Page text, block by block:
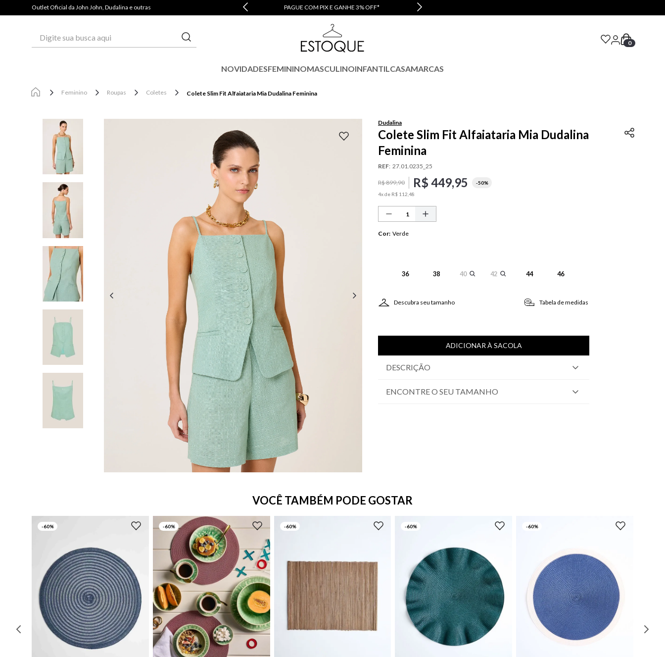
Outlet Oficial da John John, Dudalina e outras PAGUE COM PIX E GANHE 3% OFF*
0
NOVIDADESFEMININOMASCULINOINFANTILCASAMARCAS
Feminino Roupas Coletes Colete Slim Fit Alfaiataria Mia Dudalina Feminina
Dudalina
Colete Slim Fit Alfaiataria Mia Dudalina
Feminina
REF: 27.01.0235_25
R$899,90 R$ 449,95 -50%
4x de R$ 112 48
Cor: Verde
36 38 40 42 44 46
Descubra seu tamanho Tabela de medidas
ADICIONAR À SACOLA
DESCRIÇÃO
ENCONTRE O SEU TAMANHO
VOCÊ TAMBÉM PODE GOSTAR
-60% -60% -60% -60% -60%